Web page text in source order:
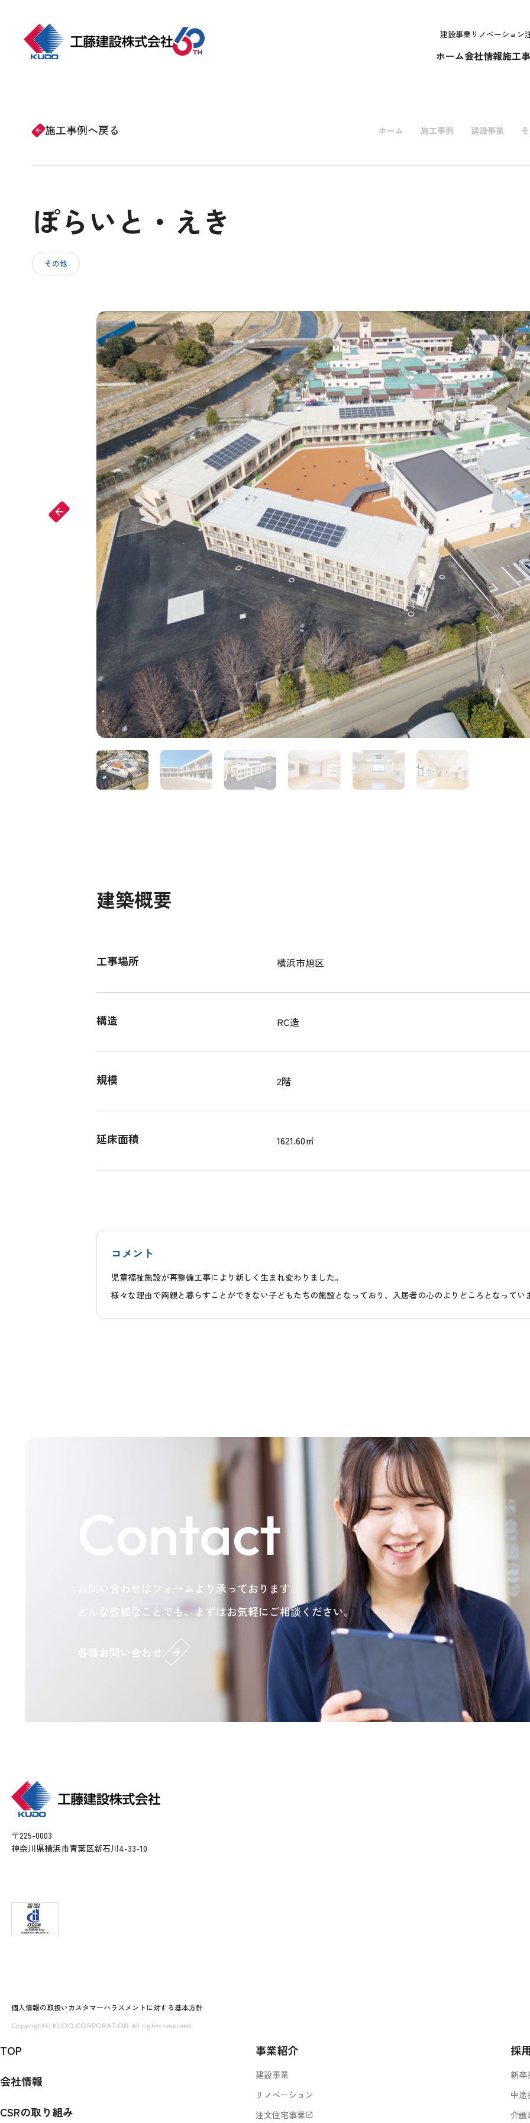
施工事例
CSRの取り組み
お問い合わせ
建設事業 リノベーション
ホーム会社情報施工
arrow_forward 施工事例へ戻る ホーム 施工事例 建設事業
ぽらいと・えき
その他
arrow_forward
建築概要
工事場所 横浜市旭区
構造 RC造
規模 2階
延床面積 1621.60㎡
コメント
児童福祉施設が再整備工事により新しく生まれ変わりました。
様々な理由で両親と暮らすことができない子どもたちの施設となっており、入居者の心のよりどころとなってい
Contact
お問い合わせはフォームより承っております。
どんな些細なことでも、まずはお気軽にご相談ください。
各種お問い合わせ arrow_forward
〒225-0003
神奈川県横浜市青葉区新石川4-33-10
個人情報の取扱い カスタマーハラスメントに対する基本方針
Copyright© KUDO CORPORATION All rights reserved.
TOP
会社情報
CSRの取り組み
事業紹介
建設事業
リノベーション
注文住宅事業open_in_new
採
新卒
中途
介護